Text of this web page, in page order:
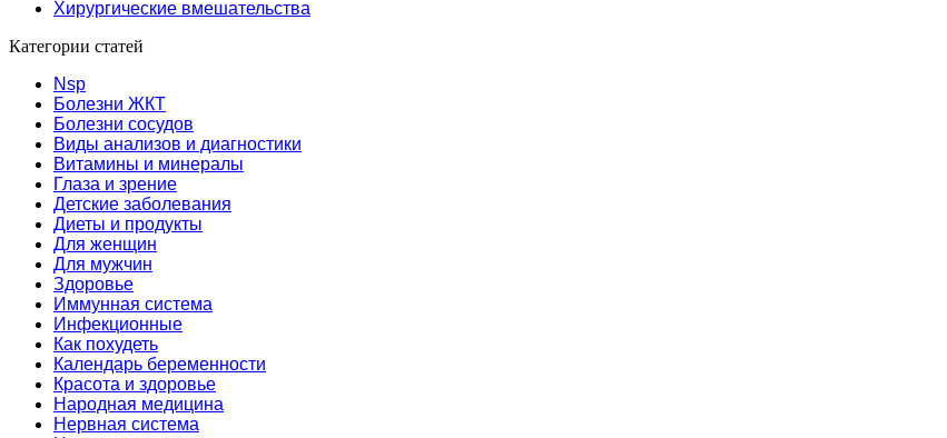
Хирургические вмешательства
Категории статей
Nsp
Болезни ЖКТ
Болезни сосудов
Виды анализов и диагностики
Витамины и минералы
Глаза и зрение
Детские заболевания
Диеты и продукты
Для женщин
Для мужчин
Здоровье
Иммунная система
Инфекционные
Как похудеть
Календарь беременности
Красота и здоровье
Народная медицина
Нервная система